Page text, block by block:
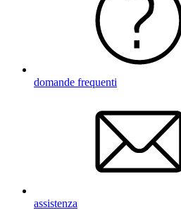
domande frequenti
assistenza